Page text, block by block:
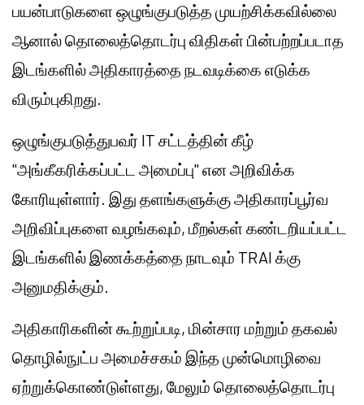
பயன்பாடுகளை ஒழுங்குபடுத்த முயற்சிக்கவில்லை
ஆனால் தொலைத்தொடர்பு விதிகள் பின்பற்றப்படாத
இடங்களில் அதிகாரத்தை நடவடிக்கை எடுக்க
விரும்புகிறது.
ஒழுங்குபடுத்துபவர் IT சட்டத்தின் கீழ்
"அங்கீகரிக்கப்பட்ட அமைப்பு" என அறிவிக்க
கோரியுள்ளார். இது தளங்களுக்கு அதிகாரப்பூர்வ
அறிவிப்புகளை வழங்கவும், மீறல்கள் கண்டறியப்பட்ட
இடங்களில் இணக்கத்தை நாடவும் TRAI க்கு
அனுமதிக்கும்.
அதிகாரிகளின் கூற்றுப்படி, மின்சார மற்றும் தகவல்
தொழில்நுட்ப அமைச்சகம் இந்த முன்மொழிவை
ஏற்றுக்கொண்டுள்ளது, மேலும் தொலைத்தொடர்பு